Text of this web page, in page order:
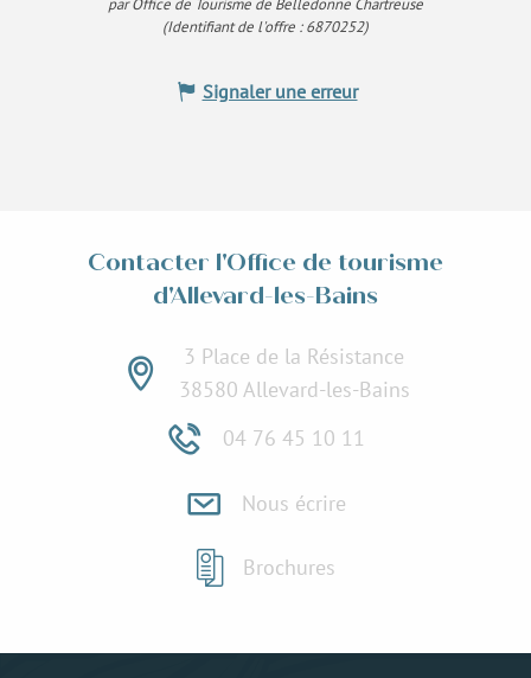
par Office de Tourisme de Belledonne Chartreuse
(Identifiant de l'offre :6870252)
Signaler une erreur
Contacter l'Office de tourisme
d'Allevard-les-Bains
3 Place de la Résistance
38580 Allevard-les-Bains
04 76 45 10 11
Nous écrire
Brochures